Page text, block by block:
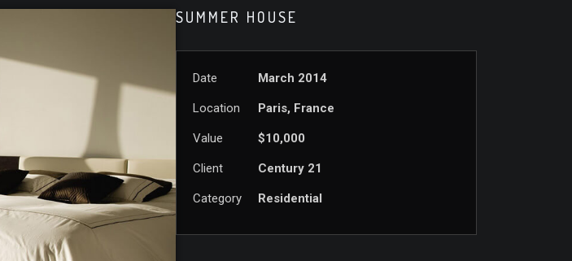
SUMMER HOUSE
Date March 2014
Location Paris, France
Value $10,000
Client Century 21
Category Residential